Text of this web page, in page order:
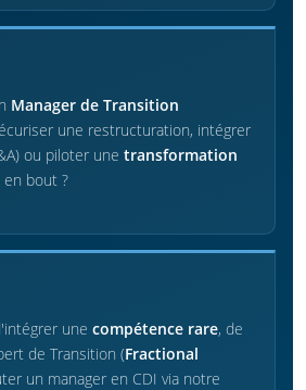
Manager de Transition
une restructuration, intégrer
ou piloter une transformation
bout ?
une compétence rare, de
de Transition (Fractional
un manager en CDI via notre